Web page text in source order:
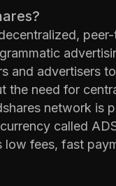
and advertisers
the need for
network is
called
low fees, fast
of the whole